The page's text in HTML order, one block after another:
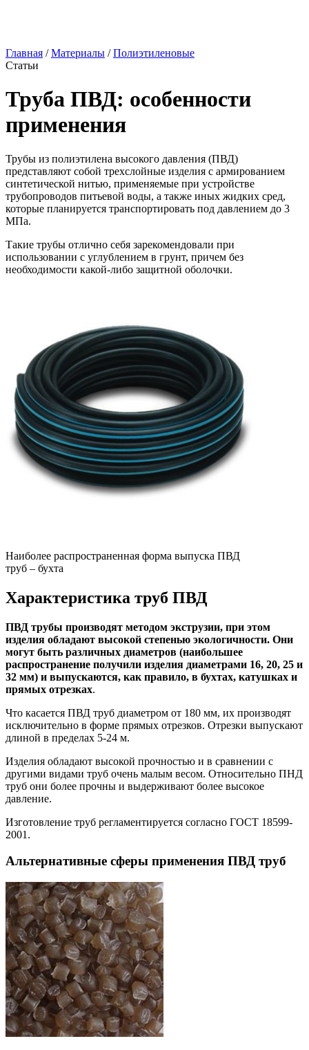
Главная /Материалы /Полиэтиленовые
Статьи
Труба ПВД: особенности
применения
Трубы из полиэтилена высокого давления (ПВД)
представляют собой трехслойные изделия с армированием
синтетической нитью, применяемые при устройстве
трубопроводов питьевой воды, а также иных жидких сред,
которые планируется транспортировать под давлением до 3
МПа.
Такие трубы отлично себя зарекомендовали при
использовании с углублением в грунт, причем без
необходимости какой-либо защитной оболочки.
Наиболее распространенная форма выпуска ПВД
труб – бухта
Характеристика труб ПВД
ПВД трубы производят методом экструзии, при этом
изделия обладают высокой степенью экологичности. Они
могут быть различных диаметров (наибольшее
распространение получили изделия диаметрами 16, 20, 25 и
32 мм) и выпускаются, как правило, в бухтах, катушках и
прямых отрезках.
Что касается ПВД труб диаметром от 180 мм, их производят
исключительно в форме прямых отрезков. Отрезки выпускают
длиной в пределах 5-24 м.
Изделия обладают высокой прочностью и в сравнении с
другими видами труб очень малым весом. Относительно ПНД
труб они более прочны и выдерживают более высокое
давление.
Изготовление труб регламентируется согласно ГОСТ 18599-
2001.
Альтернативные сферы применения ПВД труб